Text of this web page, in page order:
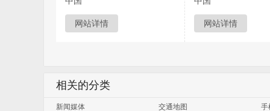
网站详情 网站详情
相关的分类
新闻媒体 交通地图 手